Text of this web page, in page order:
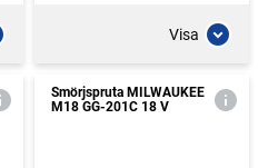
Visa
Smörjspruta MILWAUKEE
M18 GG-201C 18 V